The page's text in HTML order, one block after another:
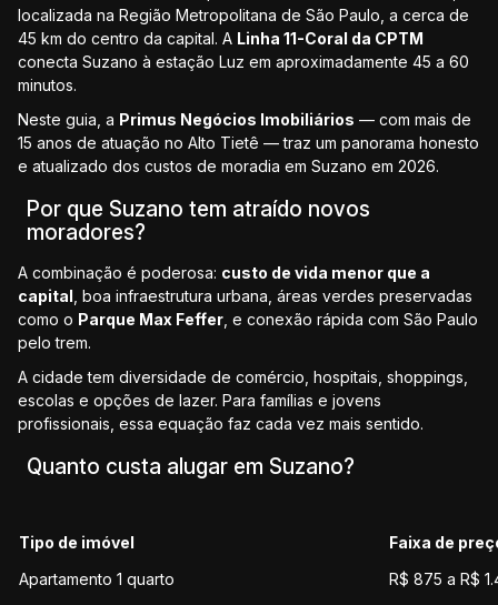
localizada na Região Metropolitana de São Paulo, a cerca de
45 km do centro da capital. A Linha 11-Coral da CPTM
conecta Suzano à estação Luz em aproximadamente 45 a 60
minutos.
Neste guia, a Primus Negócios Imobiliários — com mais de
15 anos de atuação no Alto Tietê — traz um panorama honesto
e atualizado dos custos de moradia em Suzano em 2026.
Por que Suzano tem atraído novos
moradores?
A combinação é poderosa: custo de vida menor que a
capital , boa infraestrutura urbana, áreas verdes preservadas
como o Parque Max Feffer , e conexão rápida com São Paulo
pelo trem.
A cidade tem diversidade de comércio, hospitais, shoppings,
escolas e opções de lazer. Para famílias e jovens
profissionais, essa equação faz cada vez mais sentido.
Quanto custa alugar em Suzano?
Tipo de imóvel
Faixa de
Apartamento 1 quarto
R$ 875 a R$